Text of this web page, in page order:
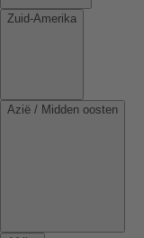
Zuid-Amerika
Azië / Midden oosten